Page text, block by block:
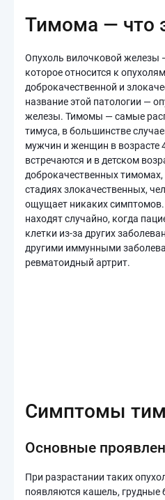
Тимома — что
Опухоль вилочковой железы
которое относится к
доброкачественной и
название этой патологии —
железы. Тимомы — самые
тимуса, в большинстве
мужчин и женщин в возрасте
встречаются и в детском
доброкачественных
стадиях злокачественных,
ощущает никаких
находят случайно, когда
клетки из-за других
другими иммунными
ревматоидный артрит.
Симптомы
Основные
При разрастании таких
появляются кашель,